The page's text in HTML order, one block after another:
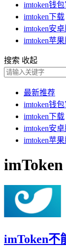
imtoken钱
imtoken下载
imtoken安卓
imtoken苹果
搜索 收起
最新推荐
imtoken钱
imtoken下载
imtoken安卓
imtoken苹果
imToken
imToken不